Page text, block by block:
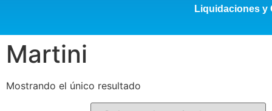
Liquidaciones y
Martini
Mostrando el único resultado